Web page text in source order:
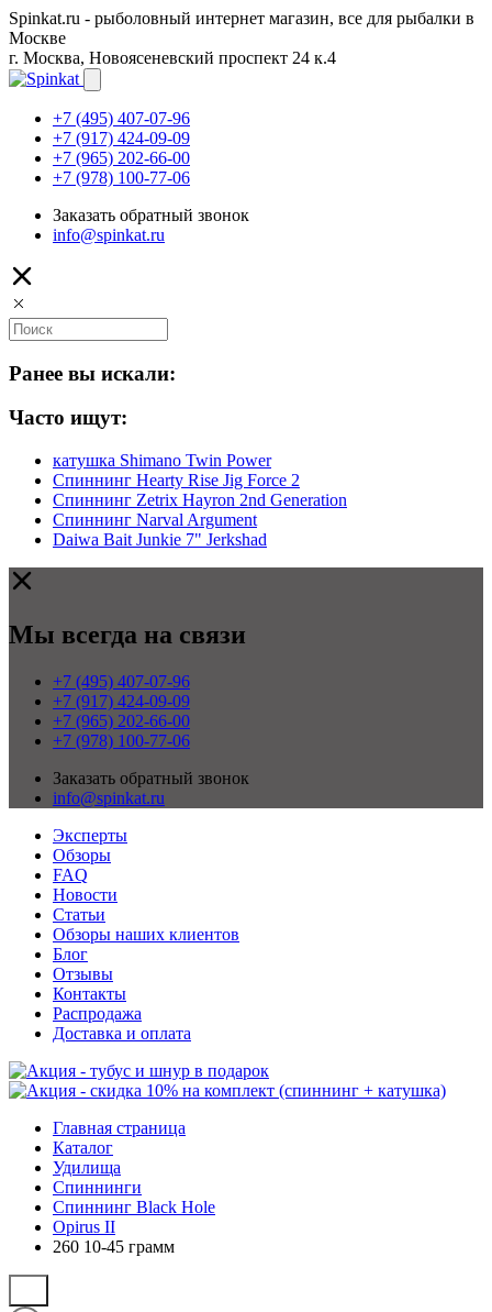
Spinkat.ru - рыболовный интернет магазин, все для рыбалки в
Москве
г. Москва, Новоясеневский проспект 24 к.4
+7 (495) 407-07-96
+7 (917) 424-09-09
+7 (965) 202-66-00
+7 (978) 100-77-06
Заказать обратный звонок
info@spinkat.ru
Ранее вы искали:
Часто ищут:
катушка Shimano Twin Power
Спиннинг Hearty Rise Jig Force 2
Спиннинг Zetrix Hayron 2nd Generation
Спиннинг Narval Argument
Daiwa Bait Junkie 7" Jerkshad
Мы всегда на связи
+7 (495) 407-07-96
+7 (917) 424-09-09
+7 (965) 202-66-00
+7 (978) 100-77-06
Заказать обратный звонок
info@spinkat.ru
Эксперты
Обзоры
FAQ
Новости
Статьи
Обзоры наших клиентов
Блог
Отзывы
Контакты
Распродажа
Доставка и оплата
Главная страница
Каталог
Удилища
Спиннинги
Спиннинг Black Hole
Opirus II
260 10-45 грамм